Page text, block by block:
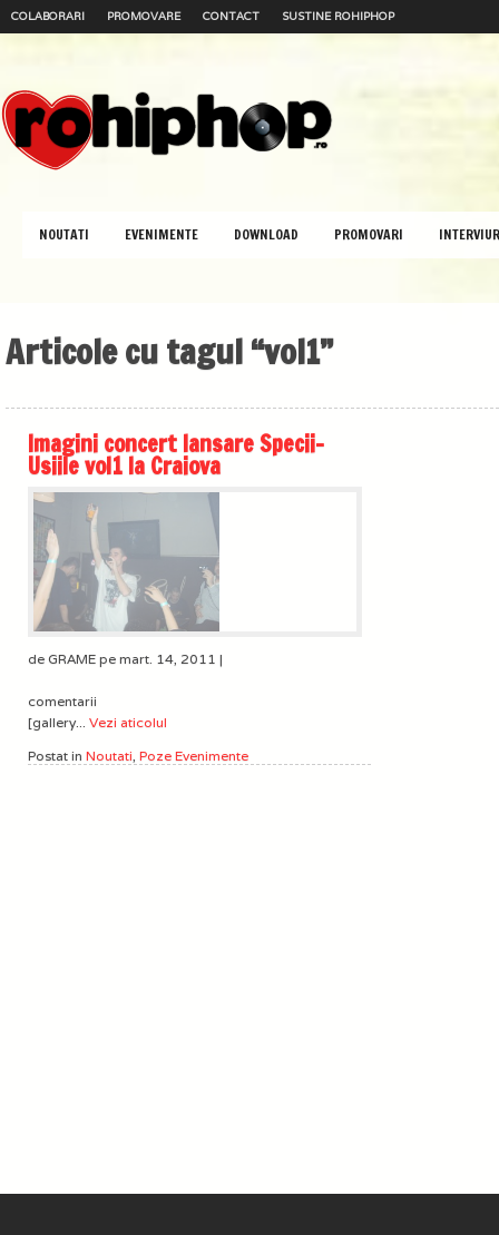
COLABORARI PROMOVARE CONTACT SUSTINE ROHIPHOP
NOUTATI EVENIMENTE DOWNLOAD PROMOVARI
Articole cu tagul “vol1”
Imagini concert lansare Specii-
Usiile vol1 la Craiova
de GRAME pe mart. 14, 2011 |
comentarii
[gallery... Vezi aticolul
Postat in Noutati, Poze Evenimente